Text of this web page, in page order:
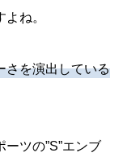
ね。
さを演出している
ツの”S”エンブ